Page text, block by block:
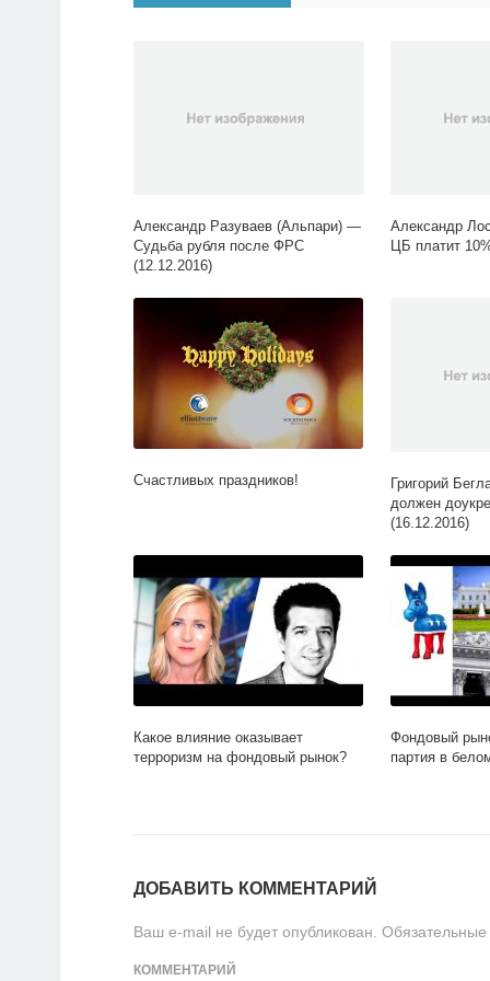
Александр Разуваев (Альпари) —
Судьба рубля после ФРС
(12.12.2016)
Александр
ЦБ платит
Счастливых праздников!
Григорий
должен
(16.12.2016)
Какое влияние оказывает
терроризм на фондовый рынок?
Фондовый
партия в
ДОБАВИТЬ КОММЕНТАРИЙ
Ваш e-mail не будет опубликован.
КОММЕНТАРИЙ